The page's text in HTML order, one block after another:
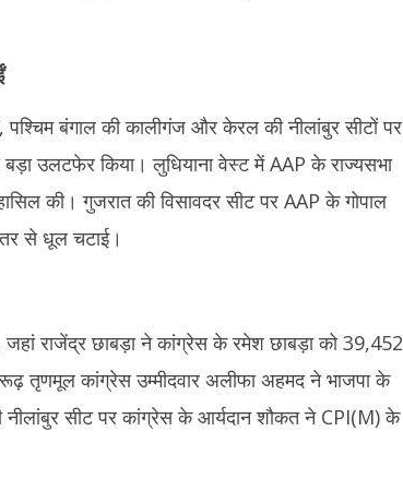
बंगाल की कालीगंज और केरल की नीलांबुर सीटों पर
उलटफेर किया। लुधियाना वेस्ट में AAP के राज्यसभा
की। गुजरात की विसावदर सीट पर AAP के गोपाल
से धूल चटाई।
राजेंद्र छाबड़ा ने कांग्रेस के रमेश छाबड़ा को 39,452
तृणमूल कांग्रेस उम्मीदवार अलीफा अहमद ने भाजपा के
सीट पर कांग्रेस के आर्यदान शौकत ने CPI(M) के